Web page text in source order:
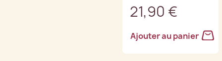
21,90 €
Ajouter au panier